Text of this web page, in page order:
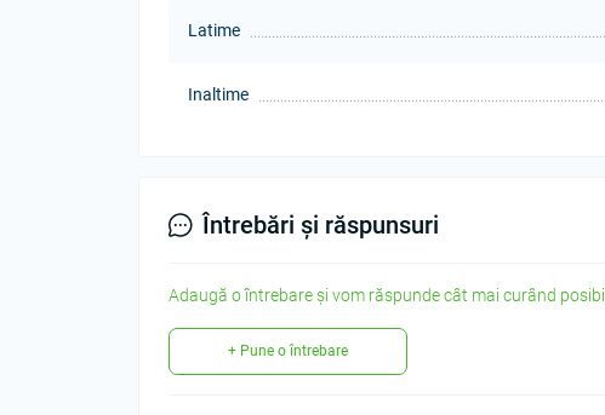
Latime
Inaltime
Întrebări și răspunsuri
Adaugă o întrebare și vom răspunde cât mai curând posibil.
+ Pune o întrebare